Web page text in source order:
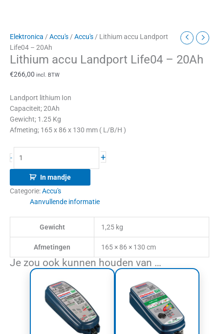
Elektronica / Accu's/ Accu's/ Lithium accu Landport
Life04 – 20Ah
Lithium accu Landport Life04 – 20Ah
€266,00 incl. BTW
Landport lithium Ion
Capaciteit; 20Ah
Gewicht; 1.25 Kg
Afmeting; 165 x 86 x 130 mm ( L/B/H )
- +
In mandje
Categorie:Accu's
Aanvullende informatie
Gewicht 1,25 kg
Afmetingen 165 × 86 × 130 cm
Je zou ook kunnen houden van …
Prijsklasse:
heeft
meerdere
variaties.
Deze
heeft
meerdere
variaties.
Deze